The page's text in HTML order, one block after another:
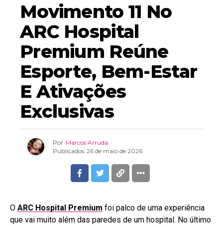
Movimento 11 No
ARC Hospital
Premium Reúne
Esporte, Bem-Estar
E Ativações
Exclusivas
Por Marcos Arruda
Publicados 26 de maio de 2026
O ARC Hospital Premium foi palco de uma experiência
que vai muito além das paredes de um hospital. No último